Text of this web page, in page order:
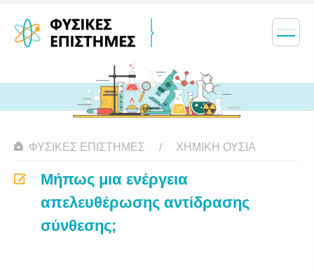
ΦΥΣΙΚΈΣ ΕΠΙΣΤΉΜΕΣ ΧΗΜΙΚΉ ΟΥΣΊΑ
Μήπως μια ενέργεια
απελευθέρωσης αντίδρασης
σύνθεσης;